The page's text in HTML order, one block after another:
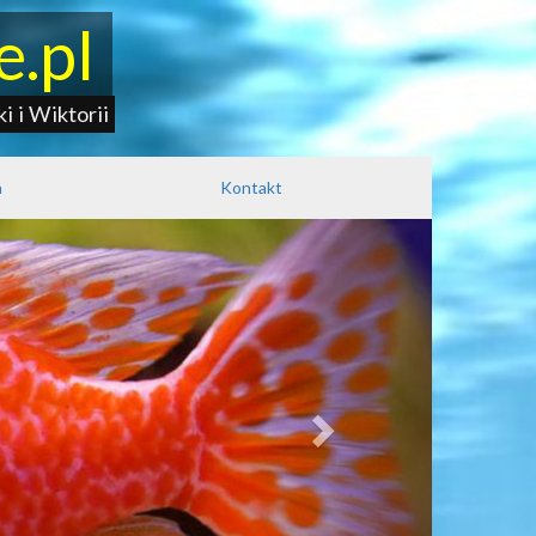
i Wiktorii
Kontakt
Next